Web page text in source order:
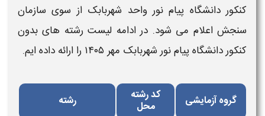
کنکور دانشگاه پیام نور واحد شهربابک ​از سوی سازمان
سنجش اعلام می شود. در ادامه لیست رشته های بدون
کنکور دانشگاه پیام نور شهربابک ​مهر ۱۴۰۵ را ارائه داده ایم.
گروه آزمایشی کد رشته
محل
رشته